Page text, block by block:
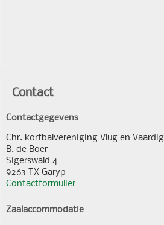
Contact
Contactgegevens
Chr. korfbalvereniging Vlug en Vaardig
B. de Boer
Sigerswald 4
9263 TX Garyp
Contactformulier
Zaalaccommodatie